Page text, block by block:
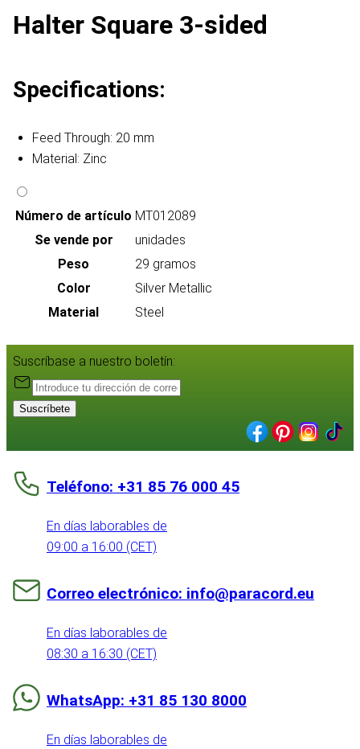
Halter Square 3-sided
Specifications:
Feed Through: 20 mm
Material: Zinc
Número de artículo MT012089
Se vende por
unidades
Peso
29 gramos
Color
Silver Metallic
Material
Steel
Suscríbase a nuestro boletín:
Suscríbete
Teléfono: +31 85 76 000 45
En días laborables de
09:00 a 16:00 (CET)
Correo electrónico: info@paracord.eu
En días laborables de
08:30 a 16:30 (CET)
WhatsApp: +31 85 130 8000
En días laborables de